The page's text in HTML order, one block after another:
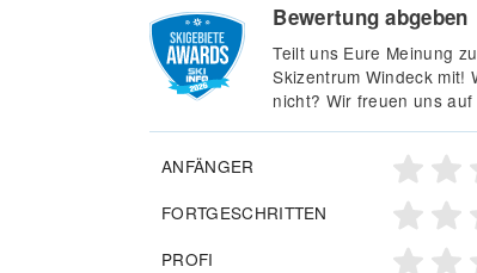
Bewertung abgeben
Teilt uns Eure Meinung
Skizentrum Windeck mit!
nicht? Wir freuen uns
ANFÄNGER
FORTGESCHRITTEN
PROFI